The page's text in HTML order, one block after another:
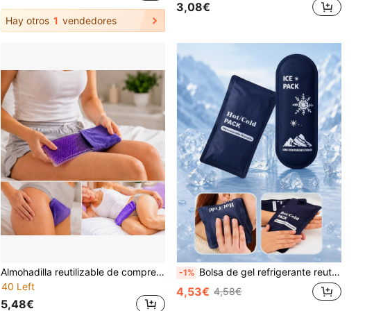
Hay otros 1 vendedores
3,08€
Almohadilla reutilizable de compresión fría perineal, compresa de gel de frío posparto, adecuada para mujeres embarazadas y posparto con funda lavable, multifuncional
40 Left
5,48€
-1% Bolsa de gel refrigerante reutilizable, apta para congelar y calentar, bolsa de enfriamiento profesional, enfriador portátil para viajes al aire libre
4,53€ 4,58€